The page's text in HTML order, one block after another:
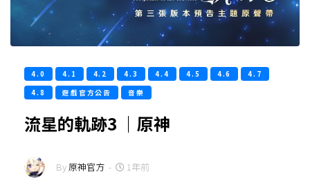
4.0 4.1 4.2 4.3 4.4 4.5 4.6
4.7
4.8
遊戲官方公告 音樂
流星的軌跡3 ｜原神
By原神官方 - 1年前